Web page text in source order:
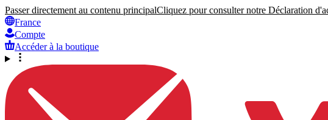
Passer directement au contenu principalCliquez pour consulter notre Déclaration
France
Compte
Accéder à la boutique